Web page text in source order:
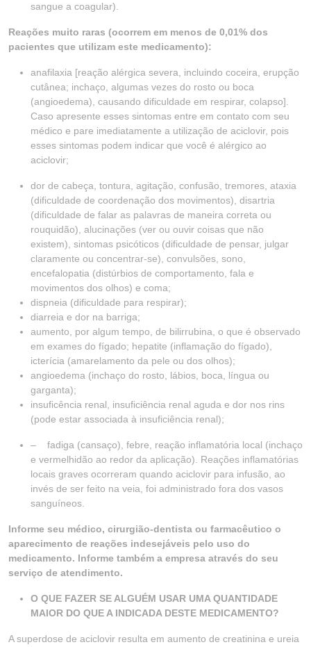
sangue a coagular).
Reações muito raras (ocorrem em menos de 0,01% dos
pacientes que utilizam este medicamento):
anafilaxia [reação alérgica severa, incluindo coceira, erupção
cutânea; inchaço, algumas vezes do rosto ou boca
(angioedema), causando dificuldade em respirar, colapso].
Caso apresente esses sintomas entre em contato com seu
médico e pare imediatamente a utilização de aciclovir, pois
esses sintomas podem indicar que você é alérgico ao
aciclovir;
dor de cabeça, tontura, agitação, confusão, tremores, ataxia
(dificuldade de coordenação dos movimentos), disartria
(dificuldade de falar as palavras de maneira correta ou
rouquidão), alucinações (ver ou ouvir coisas que não
existem), sintomas psicóticos (dificuldade de pensar, julgar
claramente ou concentrar-se), convulsões, sono,
encefalopatia (distúrbios de comportamento, fala e
movimentos dos olhos) e coma;
dispneia (dificuldade para respirar);
diarreia e dor na barriga;
aumento, por algum tempo, de bilirrubina, o que é observado
em exames do fígado; hepatite (inflamação do fígado),
icterícia (amarelamento da pele ou dos olhos);
angioedema (inchaço do rosto, lábios, boca, língua ou
garganta);
insuficência renal, insuficiência renal aguda e dor nos rins
(pode estar associada à insuficiência renal);
– fadiga (cansaço), febre, reação inflamatória local (inchaço
e vermelhidão ao redor da aplicação). Reações inflamatórias
locais graves ocorreram quando aciclovir para infusão, ao
invés de ser feito na veia, foi administrado fora dos vasos
sanguíneos.
Informe seu médico, cirurgião-dentista ou farmacêutico o
aparecimento de reações indesejáveis pelo uso do
medicamento. Informe também a empresa através do seu
serviço de atendimento.
O QUE FAZER SE ALGUÉM USAR UMA QUANTIDADE
MAIOR DO QUE A INDICADA DESTE MEDICAMENTO?
A superdose de aciclovir resulta em aumento de creatinina e ureia